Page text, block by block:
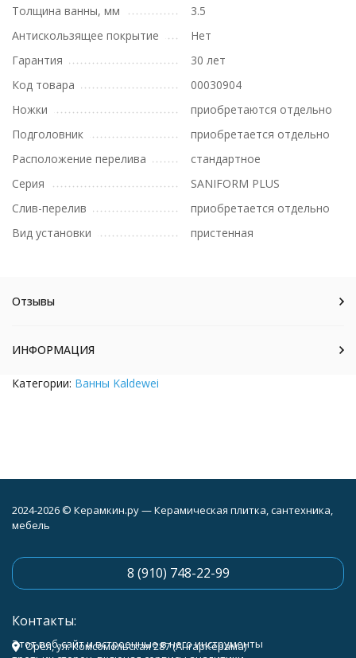
Толщина ванны, мм
3.5
Антискользящее покрытие
Нет
Гарантия
30 лет
Код товара
00030904
Ножки
приобретаются отдельно
Подголовник
приобретается отдельно
Расположение перелива
стандартное
Серия
SANIFORM PLUS
Слив-перелив
приобретается отдельно
Вид установки
пристенная
Отзывы
ИНФОРМАЦИЯ
Категории: Ванны Kaldewei
2024-2026 © Керамкин.ру — Керамическая плитка, сантехника,
мебель
8 (910) 748-22-99
Контакты:
Орёл, ул. Комсомольская 287 (АнгарКерама)
Этот веб-сайт и встроенные в него инструменты